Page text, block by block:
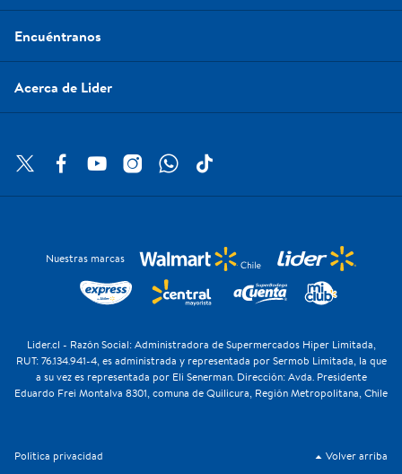
Encuéntranos
Acerca de Lider
Nuestras marcas
Lider.cl - Razón Social: Administradora de Supermercados Hiper Limitada,
RUT: 76.134.941-4, es administrada y representada por Sermob Limitada, la que
a su vez es representada por Eli Senerman. Dirección: Avda. Presidente
Eduardo Frei Montalva 8301, comuna de Quilicura, Región Metropolitana, Chile
Política privacidad Volver arriba